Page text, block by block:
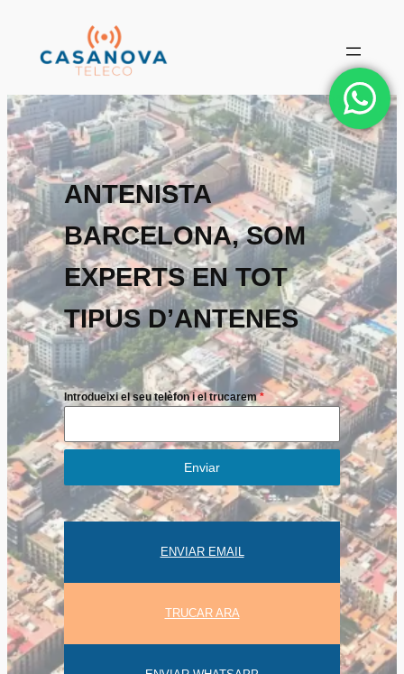
contingut
ANTENISTA
BARCELONA, SOM
EXPERTS EN TOT
TIPUS D’ANTENES
Introdueixi el seu telèfon i el trucarem*
Enviar
ENVIAR EMAIL
TRUCAR ARA